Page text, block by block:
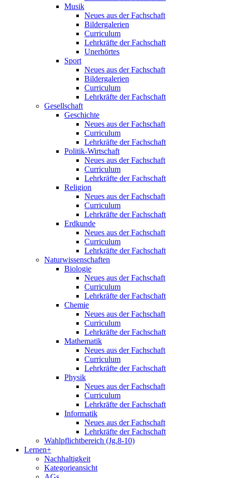
Musik
Neues aus der Fachschaft
Bildergalerien
Curriculum
Lehrkräfte der Fachschaft
Unerhörtes
Sport
Neues aus der Fachschaft
Bildergalerien
Curriculum
Lehrkräfte der Fachschaft
Gesellschaft
Geschichte
Neues aus der Fachschaft
Curriculum
Lehrkräfte der Fachschaft
Politik-Wirtschaft
Neues aus der Fachschaft
Curriculum
Lehrkräfte der Fachschaft
Religion
Neues aus der Fachschaft
Curriculum
Lehrkräfte der Fachschaft
Erdkunde
Neues aus der Fachschaft
Curriculum
Lehrkräfte der Fachschaft
Naturwissenschaften
Biologie
Neues aus der Fachschaft
Curriculum
Lehrkräfte der Fachschaft
Chemie
Neues aus der Fachschaft
Curriculum
Lehrkräfte der Fachschaft
Mathematik
Neues aus der Fachschaft
Curriculum
Lehrkräfte der Fachschaft
Physik
Neues aus der Fachschaft
Curriculum
Lehrkräfte der Fachschaft
Informatik
Neues aus der Fachschaft
Lehrkräfte der Fachschaft
Wahlpflichtbereich (Jg.8-10)
Lernen+
Nachhaltigkeit
Kategorieansicht